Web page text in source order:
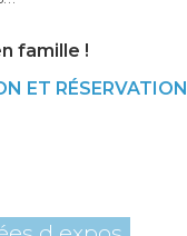
famille !
ET RÉSERVATION